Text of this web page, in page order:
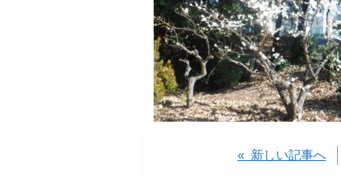
« 新しい記事へ